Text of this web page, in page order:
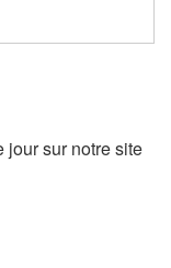
jour sur notre site